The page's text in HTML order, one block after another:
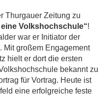
Thurgauer Zeitung zu
Volkshochschule“!
war er Initiator der
Mit großem Engagement
hielt er dort die ersten
bekannt zu
für Vortrag. Heute ist
eine erfolgreiche feste